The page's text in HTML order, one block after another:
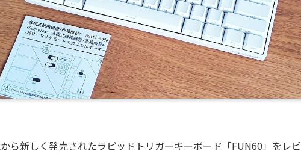
ら新しく発売されたラピッドトリガーキーボード「FUN60」をレ